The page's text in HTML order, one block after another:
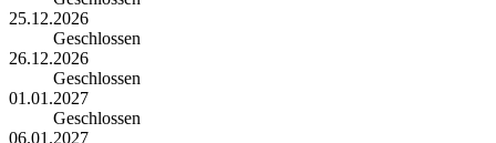
25.12.2026
Geschlossen
26.12.2026
Geschlossen
01.01.2027
Geschlossen
06.01.2027